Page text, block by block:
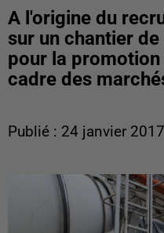
A l'origine du
sur un chantier
pour la
cadre des
Publié : 24 janvier